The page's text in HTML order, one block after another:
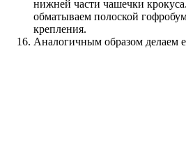
нижней части чашечки
обматываем полоской
крепления.
Аналогичным образом делаем